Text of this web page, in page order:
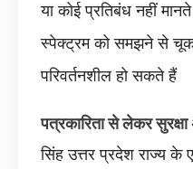
या कोई प्रतिबंध नहीं
स्पेक्ट्रम को समझने से
परिवर्तनशील हो सकते हैं
पत्रकारिता से लेकर
सिंह उत्तर प्रदेश राज्य के